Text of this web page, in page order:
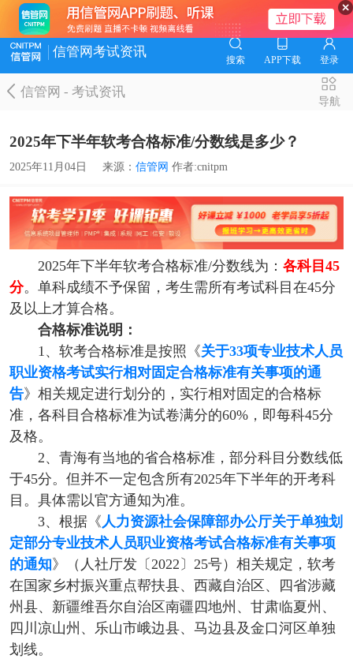
信管网考试资讯
搜索 APP下载 登录
信管网-考试资讯
导航
2025年下半年软考合格标准/分数线是多少？
2025年11月04日 来源： 信管网 作者:cnitpm
2025年下半年软考合格标准/分数线为： 各科目45
分。单科成绩不予保留，考生需所有考试科目在45分
及以上才算合格。
合格标准说明：
1、软考合格标准是按照《关于33项专业技术人员
职业资格考试实行相对固定合格标准有关事项的通
告》相关规定进行划分的，实行相对固定的合格标
准，各科目合格标准为试卷满分的60%，即每科45分
及格。
2、青海有当地的省合格标准，部分科目分数线低
于45分。但并不一定包含所有2025年下半年的开考科
目。具体需以官方通知为准。
3、根据《人力资源社会保障部办公厅关于单独划
定部分专业技术人员职业资格考试合格标准有关事项
的通知》（人社厅发〔2022〕25号）相关规定，软考
在国家乡村振兴重点帮扶县、西藏自治区、四省涉藏
州县、新疆维吾尔自治区南疆四地州、甘肃临夏州、
四川凉山州、乐山市峨边县、马边县及金口河区单独
划线。